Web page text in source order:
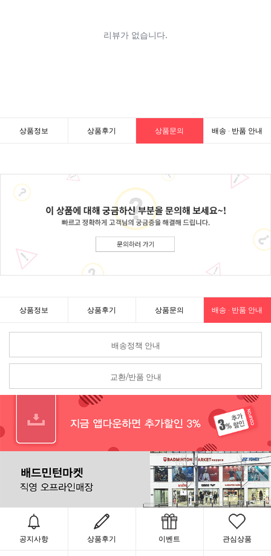
상품정보 상품후기 상품문의 배송 · 반품 안내
상품정보 상품후기 상품문의 배송 · 반품 안내
배송정책 안내
교환/반품 안내
공지사항 상품후기 이벤트 관심상품